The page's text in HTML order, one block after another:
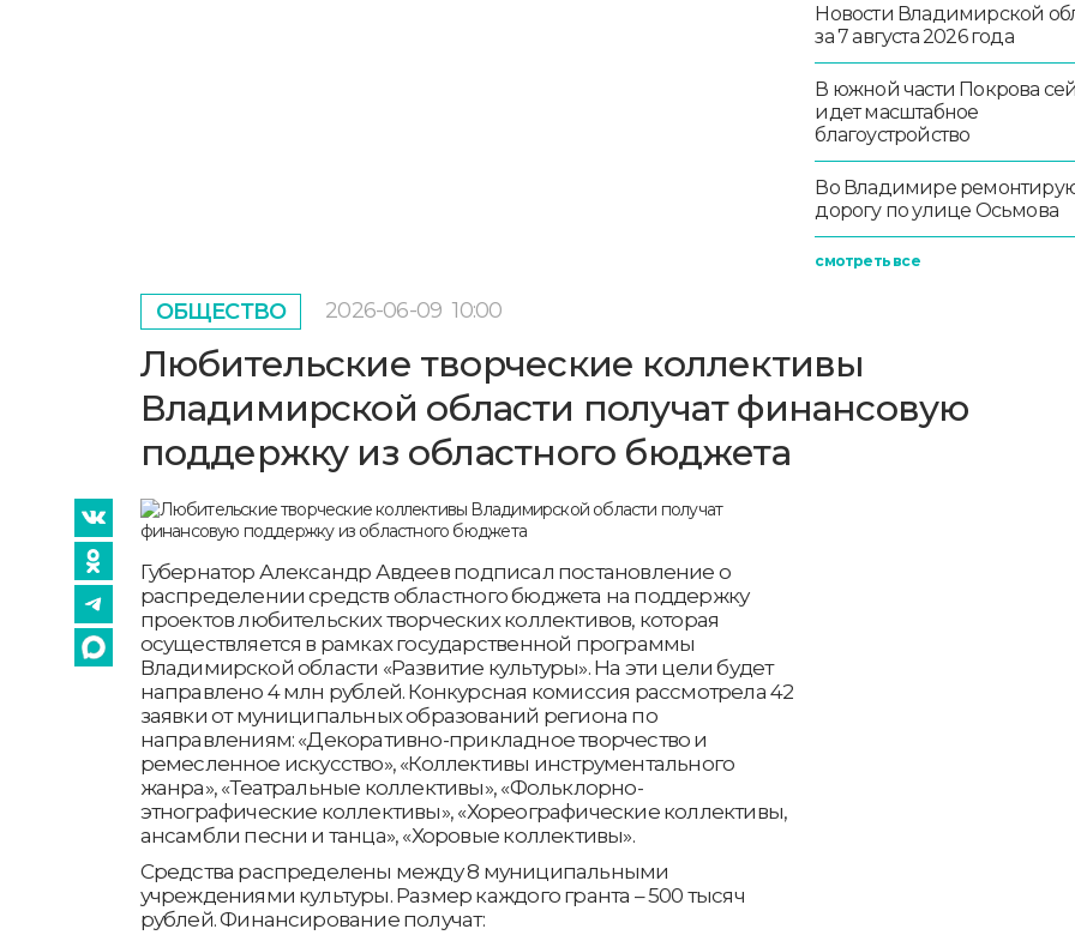
Новости Владимирской
за 7 августа 2026 года
В южной части Покрова
идет масштабное
благоустройство
Во Владимире
дорогу по улице Осьмова
смотреть все
ОБЩЕСТВО 2026-06-09 10:00
Любительские творческие коллективы
Владимирской области получат финансовую
поддержку из областного бюджета
Губернатор Александр Авдеев подписал постановление о
распределении средств областного бюджета на поддержку
проектов любительских творческих коллективов, которая
осуществляется в рамках государственной программы
Владимирской области «Развитие культуры». На эти цели будет
направлено 4 млн рублей. Конкурсная комиссия рассмотрела 42
заявки от муниципальных образований региона по
направлениям: «Декоративно-прикладное творчество и
ремесленное искусство», «Коллективы инструментального
жанра», «Театральные коллективы», «Фольклорно-
этнографические коллективы», «Хореографические коллективы,
ансамбли песни и танца», «Хоровые коллективы».
Средства распределены между 8 муниципальными
учреждениями культуры. Размер каждого гранта – 500 тысяч
рублей. Финансирование получат: